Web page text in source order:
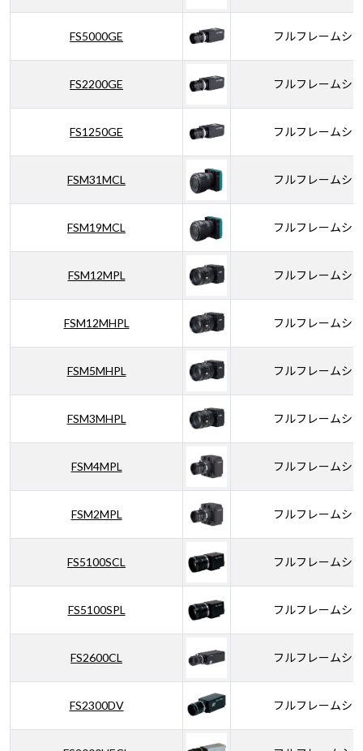
FS5000GE フルフレームシ
FS2200GE フルフレームシ
FS1250GE フルフレームシ
FSM31MCL フルフレームシ
FSM19MCL フルフレームシ
FSM12MPL フルフレームシ
FSM12MHPL フルフレームシ
FSM5MHPL フルフレームシ
FSM3MHPL フルフレームシ
FSM4MPL フルフレームシ
FSM2MPL フルフレームシ
FS5100SCL フルフレームシ
FS5100SPL フルフレームシ
FS2600CL フルフレームシ
FS2300DV フルフレームシ